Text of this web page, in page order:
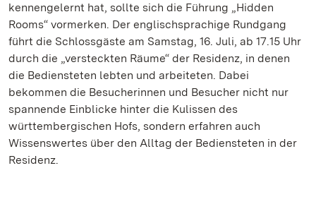
kennengelernt hat, sollte sich die Führung „Hidden
Rooms“ vormerken. Der englischsprachige Rundgang
führt die Schlossgäste am Samstag, 16. Juli, ab 17.15 Uhr
durch die „versteckten Räume“ der Residenz, in denen
die Bediensteten lebten und arbeiteten. Dabei
bekommen die Besucherinnen und Besucher nicht nur
spannende Einblicke hinter die Kulissen des
württembergischen Hofs, sondern erfahren auch
Wissenswertes über den Alltag der Bediensteten in der
Residenz.